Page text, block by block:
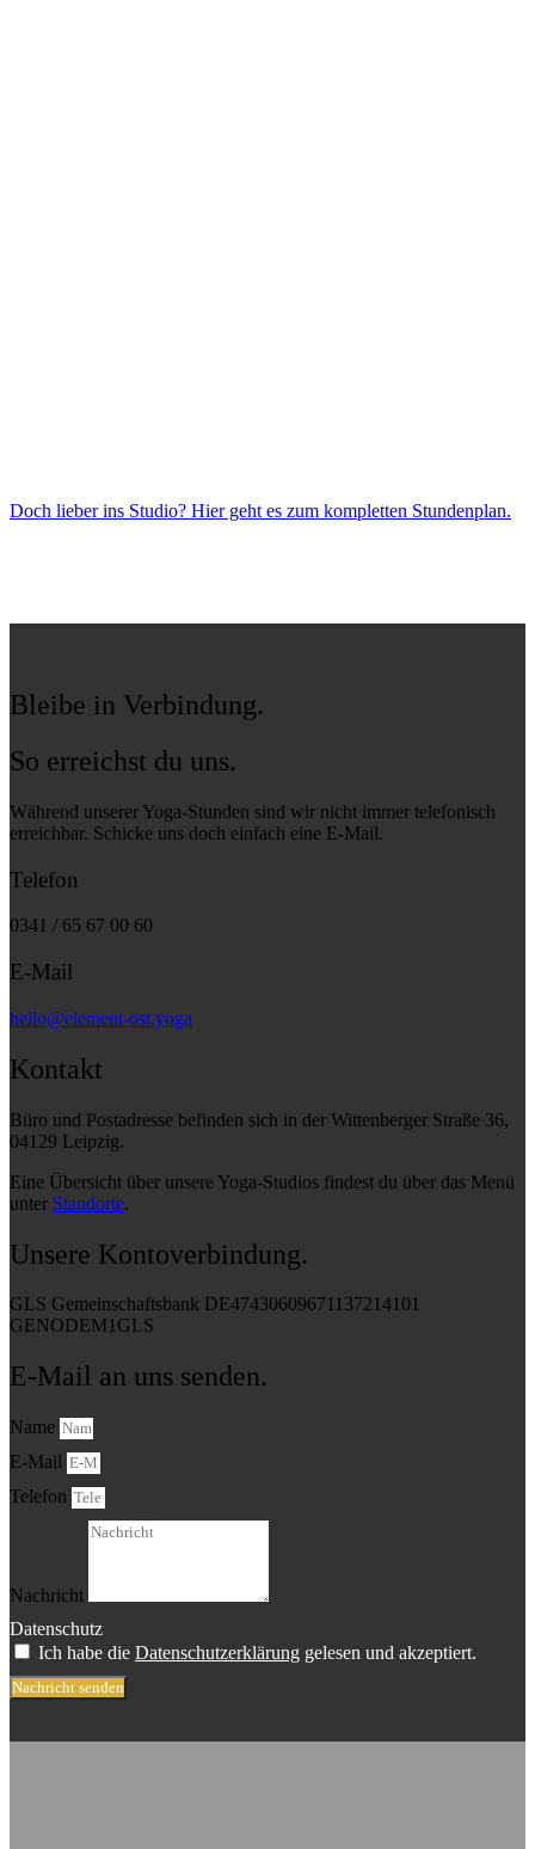
Doch lieber ins Studio? Hier geht es zum kompletten Stundenplan.
Bleibe in Verbindung.
So erreichst du uns.
Während unserer Yoga-Stunden sind wir nicht immer telefonisch
erreichbar. Schicke uns doch einfach eine E-Mail.
Telefon
0341 / 65 67 00 60
E-Mail
hello@element-ost.yoga
Kontakt
Büro und Postadresse befinden sich in der Wittenberger Straße 36,
04129 Leipzig.
Eine Übersicht über unsere Yoga-Studios findest du über das Menü
unter Standorte.
Unsere Kontoverbindung.
GLS Gemeinschaftsbank DE47430609671137214101
GENODEM1GLS
E-Mail an uns senden.
Name
E-Mail
Telefon
Nachricht
Datenschutz
Ich habe die Datenschutzerklärung gelesen und akzeptiert.
Nachricht senden